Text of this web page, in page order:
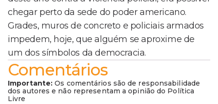
chegar perto da sede do poder americano.
Grades, muros de concreto e policiais armados
impedem, hoje, que alguém se aproxime de
um dos símbolos da democracia.
Comentários
Importante: Os comentários são de responsabilidade
dos autores e não representam a opinião do Política
Livre